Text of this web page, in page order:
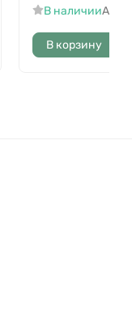
В наличии
В корзину